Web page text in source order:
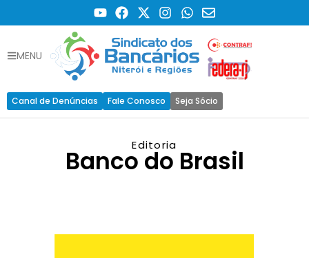
MENU
Canal de Denúncias Fale Conosco Seja Sócio
Editoria
Banco do Brasil